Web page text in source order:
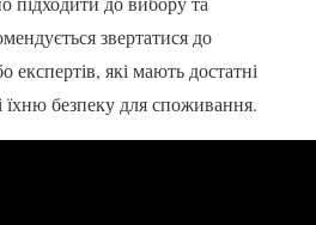
звертатися до
експертів, які мають достатні
їхню безпеку для споживання.